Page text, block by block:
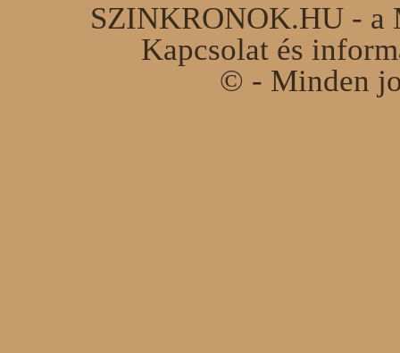
SZINKRONOK.HU - a
Kapcsolat és
© - Minden